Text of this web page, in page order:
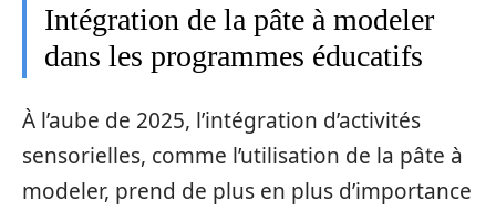
Intégration de la pâte à modeler
dans les programmes éducatifs
À l’aube de 2025, l’intégration d’activités
sensorielles, comme l’utilisation de la pâte à
modeler, prend de plus en plus d’importance